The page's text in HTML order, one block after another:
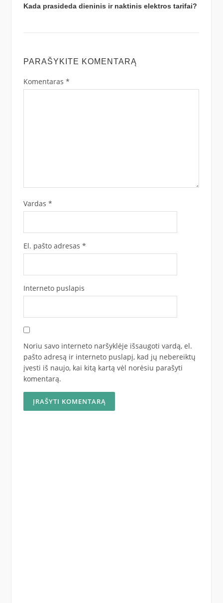
Kada prasideda dieninis ir naktinis elektros tarifai?
PARAŠYKITE KOMENTARĄ
Komentaras *
Vardas *
El. pašto adresas *
Interneto puslapis
Noriu savo interneto naršyklėje išsaugoti vardą, el.
pašto adresą ir interneto puslapį, kad jų nebereiktų
įvesti iš naujo, kai kitą kartą vėl norėsiu parašyti
komentarą.